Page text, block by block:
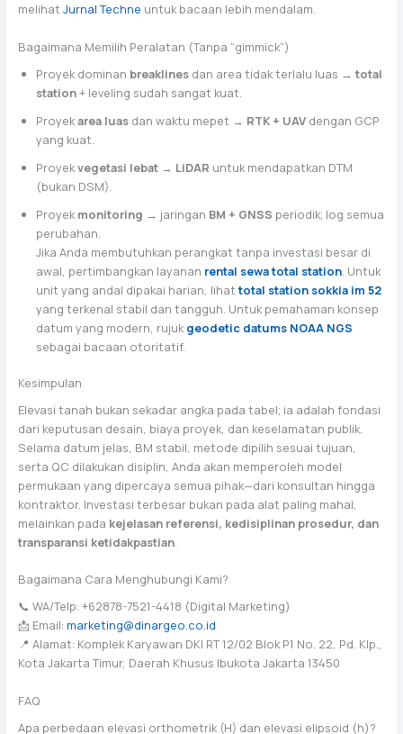
melihat Jurnal Techne untuk bacaan lebih mendalam.
Bagaimana Memilih Peralatan (Tanpa “gimmick”)
Proyek dominan breaklinesdan area tidak terlalu luas →total
station+ leveling sudah sangat kuat.
Proyekarea luasdan waktu mepet → RTK + UAVdengan GCP
yang kuat.
Proyekvegetasi lebat→ LiDAR untuk mendapatkan DTM
(bukan DSM).
Proyekmonitoring → jaringan BM + GNSS periodik; log semua
perubahan.
Jika Anda membutuhkan perangkat tanpa investasi besar di
awal, pertimbangkan layanan rental sewa total station. Untuk
unit yang andal dipakai harian, lihattotal station sokkia im 52
yang terkenal stabil dan tangguh. Untuk pemahaman konsep
datum yang modern, rujukgeodetic datums NOAA NGS
sebagai bacaan otoritatif.
Kesimpulan
Elevasi tanah bukan sekadar angka pada tabel; ia adalah fondasi
dari keputusan desain, biaya proyek, dan keselamatan publik.
Selama datum jelas, BM stabil, metode dipilih sesuai tujuan,
serta QC dilakukan disiplin, Anda akan memperoleh model
permukaan yang dipercaya semua pihak—dari konsultan hingga
kontraktor. Investasi terbesar bukan pada alat paling mahal,
melainkan pada kejelasan referensi, kedisiplinan prosedur, dan
transparansi ketidakpastian.
Bagaimana Cara Menghubungi Kami?
📞 WA/Telp: +62878-7521-4418 (Digital Marketing)
📩 Email: marketing@dinargeo.co.id
📍 Alamat: Komplek Karyawan DKI RT 12/02 Blok P1 No. 22, Pd. Klp.,
Kota Jakarta Timur, Daerah Khusus Ibukota Jakarta 13450
FAQ
Apa perbedaan elevasi orthometrik (H) dan elevasi elipsoid (h)?